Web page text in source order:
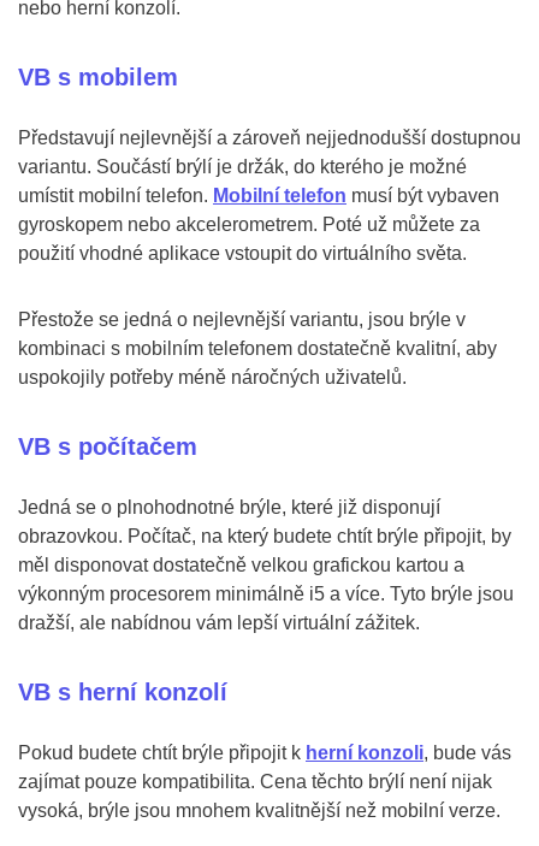
nebo herní konzolí.
VB s mobilem
Představují nejlevnější a zároveň nejjednodušší dostupnou
variantu. Součástí brýlí je držák, do kterého je možné
umístit mobilní telefon. Mobilní telefon musí být vybaven
gyroskopem nebo akcelerometrem. Poté už můžete za
použití vhodné aplikace vstoupit do virtuálního světa.
Přestože se jedná o nejlevnější variantu, jsou brýle v
kombinaci s mobilním telefonem dostatečně kvalitní, aby
uspokojily potřeby méně náročných uživatelů.
VB s počítačem
Jedná se o plnohodnotné brýle, které již disponují
obrazovkou. Počítač, na který budete chtít brýle připojit, by
měl disponovat dostatečně velkou grafickou kartou a
výkonným procesorem minimálně i5 a více. Tyto brýle jsou
dražší, ale nabídnou vám lepší virtuální zážitek.
VB s herní konzolí
Pokud budete chtít brýle připojit k herní konzoli, bude vás
zajímat pouze kompatibilita. Cena těchto brýlí není nijak
vysoká, brýle jsou mnohem kvalitnější než mobilní verze.